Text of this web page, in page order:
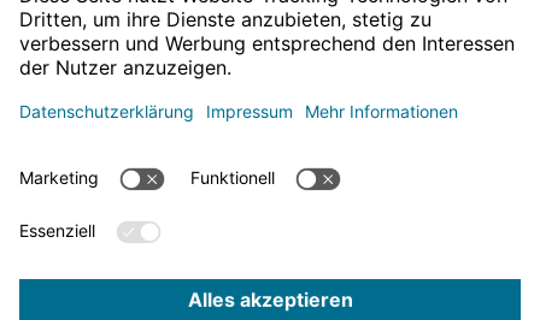
Für mehr News
hier entlang!
Informationen & Downloads
Geoinformation
Datenschutz